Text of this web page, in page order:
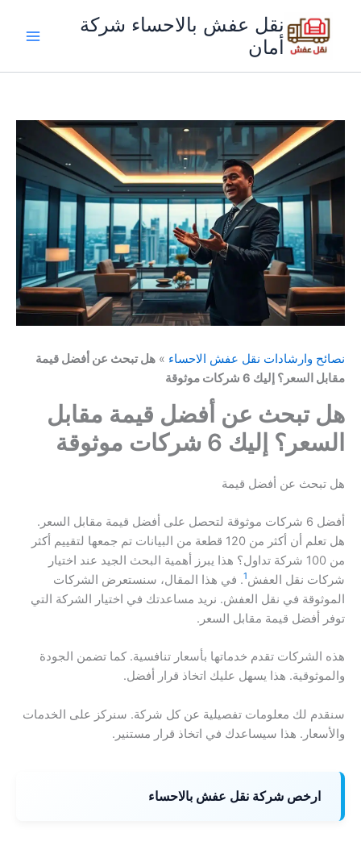
المحتوى
نقل عفش بالاحساء شركة
أمان
نصائح وارشادات نقل عفش الاحساء » هل تبحث عن أفضل قيمة
مقابل السعر؟ إليك 6 شركات موثوقة
هل تبحث عن أفضل قيمة مقابل
السعر؟ إليك 6 شركات موثوقة
هل تبحث عن أفضل قيمة
أفضل 6 شركات موثوقة لتحصل على أفضل قيمة مقابل السعر.
هل تعلم أن أكثر من 120 قطعة من البيانات تم جمعها لتقييم أكثر
من 100 شركة تداول؟ هذا يبرز أهمية البحث الجيد عند اختيار
شركات نقل العفش1. في هذا المقال، سنستعرض الشركات
الموثوقة في نقل العفش. نريد مساعدتك في اختيار الشركة التي
توفر أفضل قيمة مقابل السعر.
هذه الشركات تقدم خدماتها بأسعار تنافسية. كما تضمن الجودة
والموثوقية. هذا يسهل عليك اتخاذ قرار أفضل.
سنقدم لك معلومات تفصيلية عن كل شركة. سنركز على الخدمات
والأسعار. هذا سيساعدك في اتخاذ قرار مستنير.
ارخص شركة نقل عفش بالاحساء